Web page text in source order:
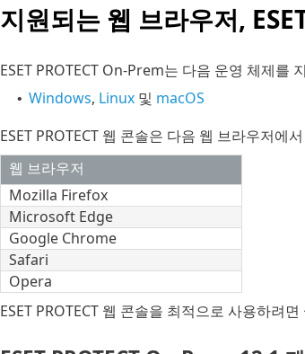
지원되는 웹 브라우저,
ESET PROTECT On-Prem는 다음 운영 체제를
• Windows, Linux및 macOS
ESET PROTECT 웹 콘솔은 다음 웹 브라우저에
웹 브라우저
Mozilla Firefox
Microsoft Edge
Google Chrome
Safari
Opera
ESET PROTECT 웹 콘솔을 최적으로 사용하려